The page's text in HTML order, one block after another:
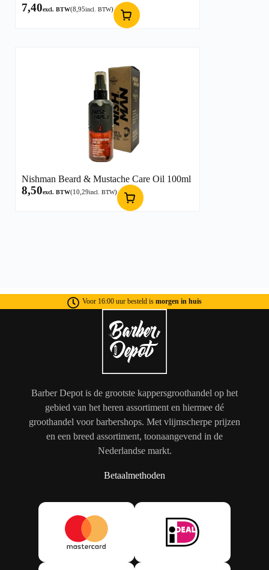
7,40excl. BTW(8,95incl. BTW)
Nishman Beard & Mustache Care Oil 100ml
8,50excl. BTW(10,29incl. BTW)
Voor 16:00 uur besteld is morgen in huis
Barber Depot is de grootste kappersgroothandel op het
gebied van het heren assortiment en hiermee dé
groothandel voor barbershops. Met vlijmscherpe prijzen
en een breed assortiment, toonaangevend in de
Nederlandse markt.
Betaalmethoden